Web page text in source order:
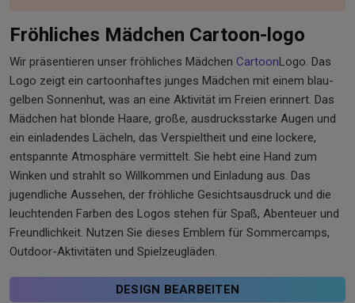
Fröhliches Mädchen Cartoon-logo
Wir präsentieren unser fröhliches Mädchen CartoonLogo. Das
Logo zeigt ein cartoonhaftes junges Mädchen mit einem blau-
gelben Sonnenhut, was an eine Aktivität im Freien erinnert. Das
Mädchen hat blonde Haare, große, ausdrucksstarke Augen und
ein einladendes Lächeln, das Verspieltheit und eine lockere,
entspannte Atmosphäre vermittelt. Sie hebt eine Hand zum
Winken und strahlt so Willkommen und Einladung aus. Das
jugendliche Aussehen, der fröhliche Gesichtsausdruck und die
leuchtenden Farben des Logos stehen für Spaß, Abenteuer und
Freundlichkeit. Nutzen Sie dieses Emblem für Sommercamps,
Outdoor-Aktivitäten und Spielzeugläden.
DESIGN BEARBEITEN